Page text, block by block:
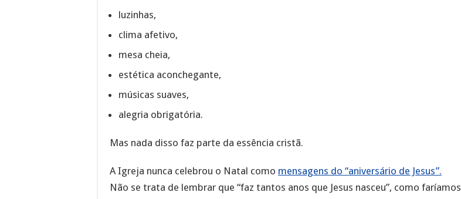
luzinhas,
clima afetivo,
mesa cheia,
estética aconchegante,
músicas suaves,
alegria obrigatória.
Mas nada disso faz parte da essência cristã.
A Igreja nunca celebrou o Natal como mensagens do “aniversário de Jesus”.
Não se trata de lembrar que “faz tantos anos que Jesus nasceu”, como faríamos